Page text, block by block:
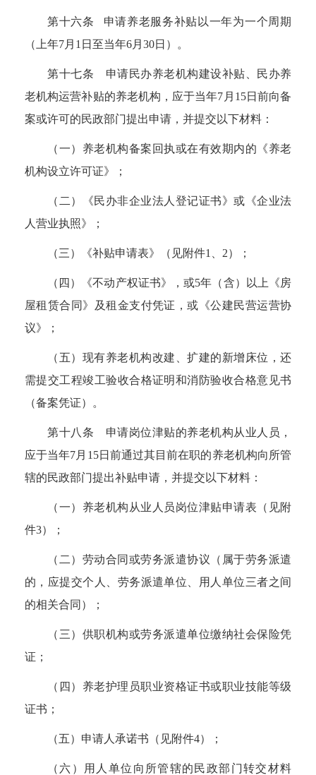
第十六条 申请养老服务补贴以一年为一个周期
（上年7月 1 日至当年6月 30日）。
第十七条
申请民办养老机构建设补贴、民办养
老机构运营补贴的养老机构，应于当年7 月 15日前向备
案或许可的民政部门提出申请，并提交以下材料：
（一）养老机构备案回执或在有效期内的《养老
机构设立许可证》；
（二）《民办非企业法人登记证书》或《企业法
人营业执照》；
（三）《补贴申请表》（见附件1 2）；
（四）《不动产权证书》，或5年（含）以上《房
屋租赁合同》及租金支付凭证，或《公建民营运营协
议》；
（五）现有养老机构改建、扩建的新增床位，还
需提交工程竣工验收合格证明和消防验收合格意见书
（备案凭证）。
第十八条
申请岗位津贴的养老机构从业人员，
应于当年7月 15日前通过其目前在职的养老机构向所管
辖的民政部门提出补贴申请，并提交以下材料：
（一）养老机构从业人员岗位津贴申请表（见附
件3）；
（二）劳动合同或劳务派遣协议（属于劳务派遣
的，应提交个人、劳务派遣单位、用人单位三者之间
的相关合同）；
（三）供职机构或劳务派遣单位缴纳社会保险凭
证；
（四）养老护理员职业资格证书或职业技能等级
证书；
（五）申请人承诺书（见附件4）；
（六）用人单位向所管辖的民政部门转交材料